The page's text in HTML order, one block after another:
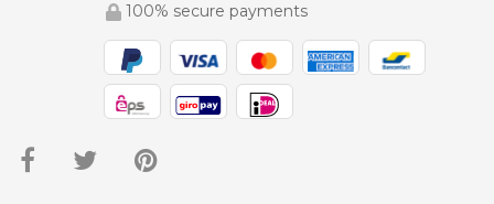
100% secure payments